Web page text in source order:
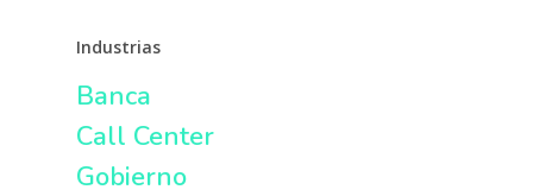
Industrias
Banca
Call Center
Gobierno